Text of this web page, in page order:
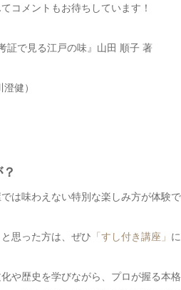
コメントもお待ちしています！
証で見る江戸の味』山田 順子 著
健）
は味わえない特別な楽しみ方が体験で
思った方は、ぜひ 「すし付き講座」
や歴史を学びながら、プロが握る本